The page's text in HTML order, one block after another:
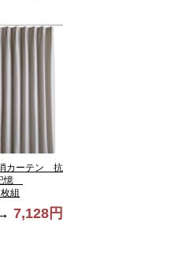
カーテン 抗
憶
組
7,128円